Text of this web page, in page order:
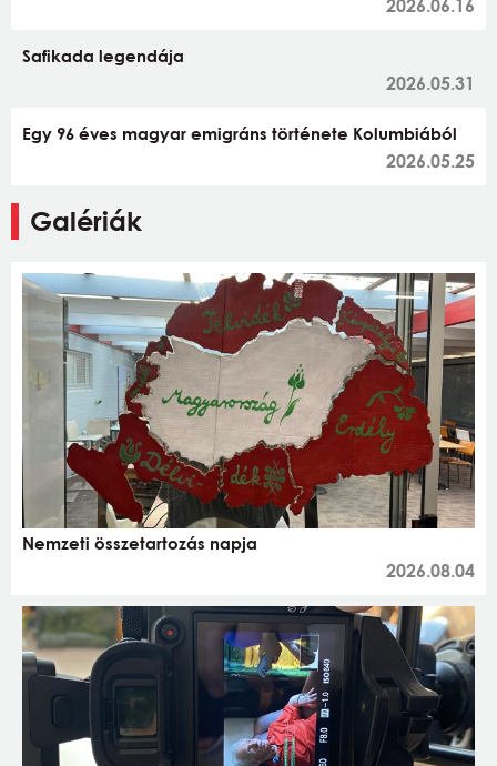
2026.06.16
Safikada legendája
2026.05.31
Egy 96 éves magyar emigráns története Kolumbiából
2026.05.25
Galériák
Nemzeti összetartozás napja
2026.08.04